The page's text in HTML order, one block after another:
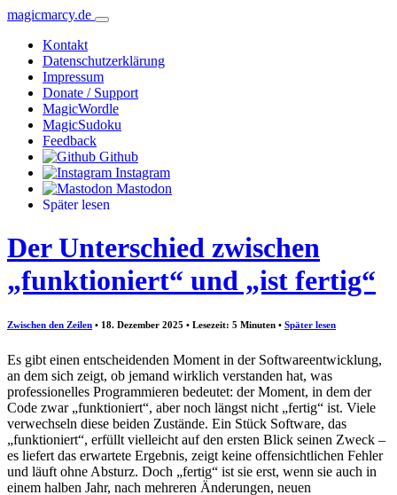
magicmarcy.de
Kontakt
Datenschutzerklärung
Impressum
Donate / Support
MagicWordle
MagicSudoku
Feedback
Github
Instagram
Mastodon
Später lesen
Der Unterschied zwischen
„funktioniert“ und „ist fertig“
Zwischen den Zeilen • 18. Dezember 2025 • Lesezeit: 5 Minuten • Später lesen
Es gibt einen entscheidenden Moment in der Softwareentwicklung,
an dem sich zeigt, ob jemand wirklich verstanden hat, was
professionelles Programmieren bedeutet: der Moment, in dem der
Code zwar „funktioniert“, aber noch längst nicht „fertig“ ist. Viele
verwechseln diese beiden Zustände. Ein Stück Software, das
„funktioniert“, erfüllt vielleicht auf den ersten Blick seinen Zweck –
es liefert das erwartete Ergebnis, zeigt keine offensichtlichen Fehler
und läuft ohne Absturz. Doch „fertig“ ist sie erst, wenn sie auch in
einem halben Jahr, nach mehreren Änderungen, neuen